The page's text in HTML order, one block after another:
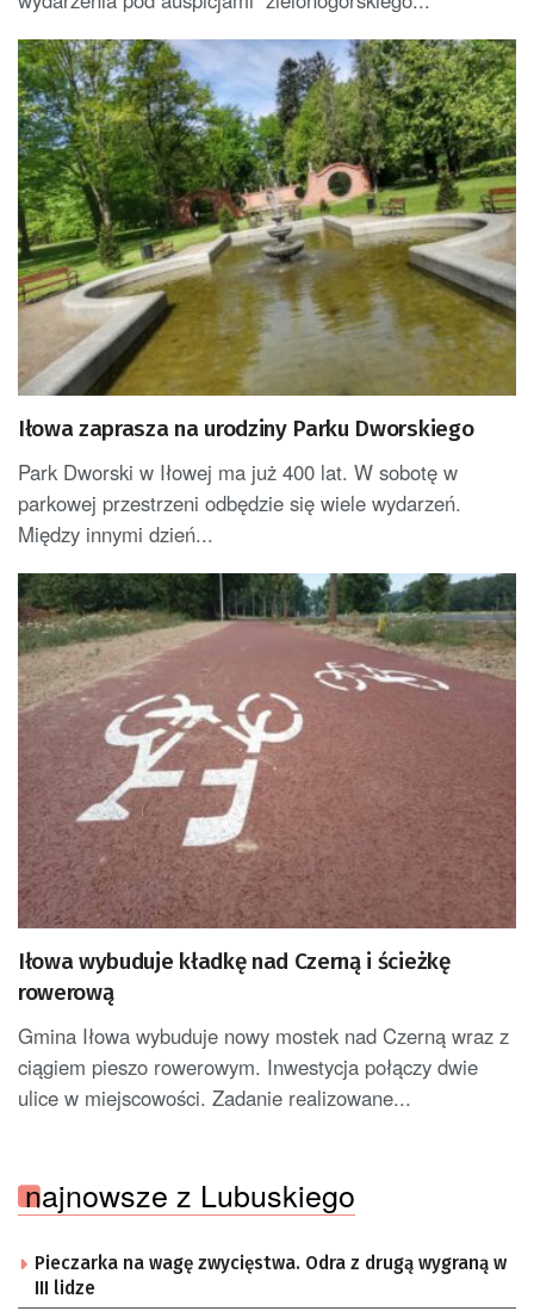
Iłowa zaprasza na urodziny Parku Dworskiego
Park Dworski w Iłowej ma już 400 lat. W sobotę w
parkowej przestrzeni odbędzie się wiele wydarzeń.
Między innymi dzień...
Iłowa wybuduje kładkę nad Czerną i ścieżkę
rowerową
Gmina Iłowa wybuduje nowy mostek nad Czerną wraz z
ciągiem pieszo rowerowym. Inwestycja połączy dwie
ulice w miejscowości. Zadanie realizowane...
najnowsze z Lubuskiego
Pieczarka na wagę zwycięstwa. Odra z drugą wygraną w
III lidze